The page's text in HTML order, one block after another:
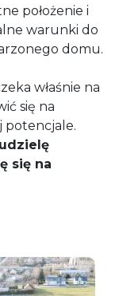
położenie i
warunki do
domu.
właśnie na
się na
potencjale.
się na